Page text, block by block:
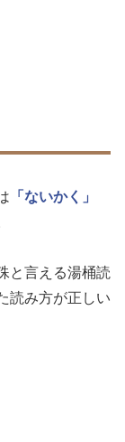
「ないかく」
と言える湯桶読
読み方が正しい